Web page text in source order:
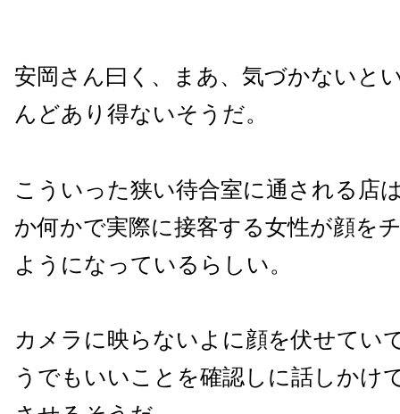
安岡さん曰く、まあ、気づかないと
んどあり得ないそうだ。
こういった狭い待合室に通される店
か何かで実際に接客する女性が顔を
ようになっているらしい。
カメラに映らないよに顔を伏せてい
うでもいいことを確認しに話しかけ